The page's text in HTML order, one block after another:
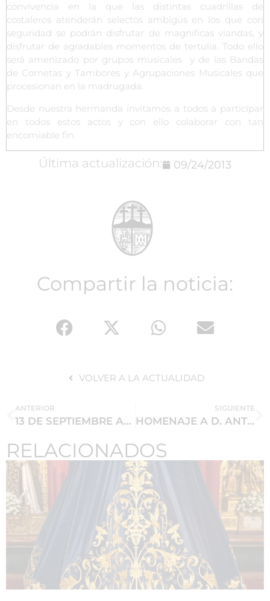
convivencia en la que las distintas cuadrillas de
costaleros atenderán selectos ambigús en los que con
seguridad se podrán disfrutar de magnificas viandas, y
disfrutar de agradables momentos de tertulia. Todo ello
será amenizado por grupos musicales y de las Bandas
de Cornetas y Tambores y Agrupaciones Musicales que
procesionan en la madrugada.
Desde nuestra hermanda invitamos a todos a participar
en todos estos actos y con ello colaborar con tan
encomiable fin.
Última actualización: 09/24/2013
Compartir la noticia:
VOLVER A LA ACTUALIDAD
ANTERIOR
13 DE SEPTIEMBRE APERTURA DEL CURSO 2013/2014
SIGUIENTE
HOMENAJE A D. ANTONIO FERNANDEZ ESTEVEZ EL SABADO 28 DE SEPTIEMBRE.
RELACIONADOS